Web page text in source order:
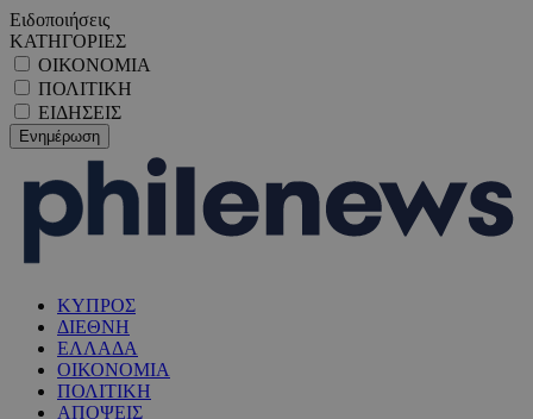
Ειδοποιήσεις
ΚΑΤΗΓΟΡΙΕΣ
ΟΙΚΟΝΟΜΙΑ
ΠΟΛΙΤΙΚΗ
ΕΙΔΗΣΕΙΣ
ΚΥΠΡΟΣ
ΔΙΕΘΝΗ
ΕΛΛΑΔΑ
ΟΙΚΟΝΟΜΙΑ
ΠΟΛΙΤΙΚΗ
ΑΠΟΨΕΙΣ